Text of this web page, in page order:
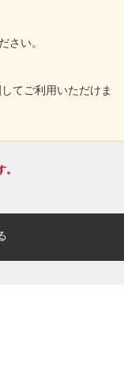
さい。
てご利用いただけま